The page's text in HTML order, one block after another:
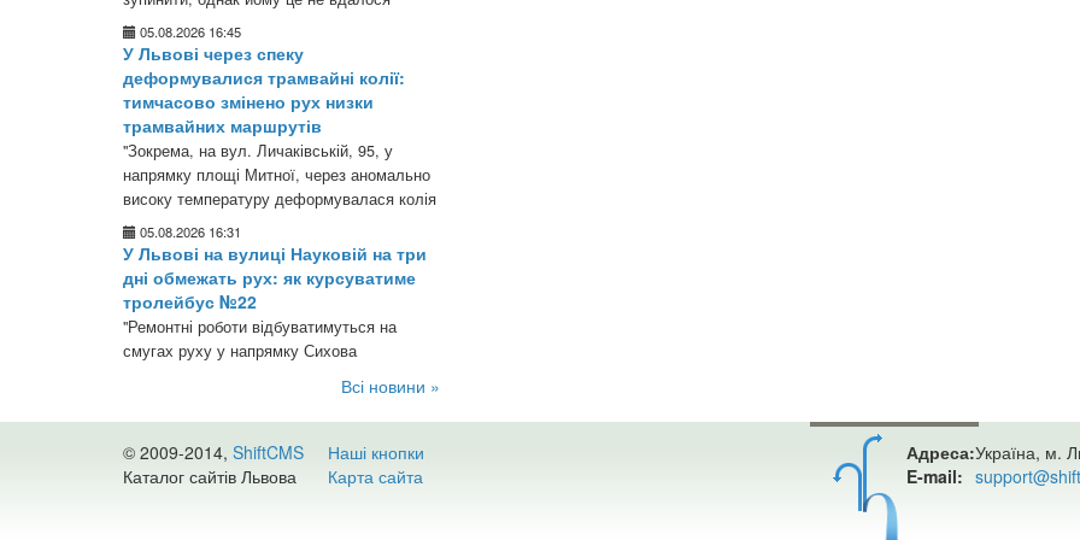
05.08.2026 16:45
У Львові через спеку
деформувалися трамвайні колії:
тимчасово змінено рух низки
трамвайних маршрутів
"Зокрема, на вул. Личаківській, 95, у
напрямку площі Митної, через аномально
високу температуру деформувалася колія
05.08.2026 16:31
У Львові на вулиці Науковій на три
дні обмежать рух: як курсуватиме
тролейбус №22
"Ремонтні роботи відбуватимуться на
смугах руху у напрямку Сихова
Всі новини »
© 2009-2014, ShiftCMS
Каталог сайтів Львова
Наші кнопки
Карта сайта
Адреса:Україна, м.
E-mail: